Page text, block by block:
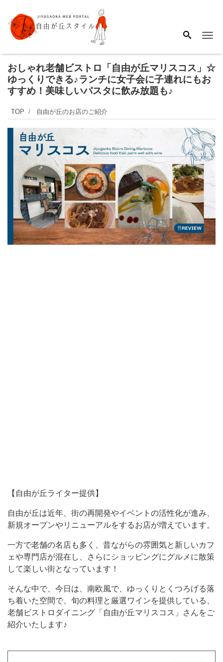
おしゃれ老舗ビストロ「自由が丘マリスコス」☆
ゆっくりできる♪ランチに女子会に子連れにもお
すすめ！美味しいパスタに飲み放題も♪
TOP 自由が丘のお店のご紹介
【自由が丘ライター提供】
自由が丘は近年、街の再開発やイベントの活性化が進み、
新規オープンやリニューアルをするお店が増えています。
一方で老舗の名店も多く、昔ながらの雰囲気と新しいカフ
ェや専門店が混在し、さらにショッピングにグルメに散策
して楽しい街となっています！
そんな中で、今日は、南欧風で、ゆっくりとくつろげる落
ち着いた空間で、旬の料理と厳選ワインを提供している、
老舗ビストロダイニング「自由が丘マリスコス」さんをご
紹介いたします♪